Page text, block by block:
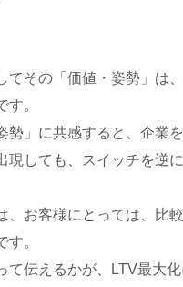
てその「価値・姿勢」は
す。
勢」に共感すると、企業
現しても、スイッチを逆に
、お客様にとっては、比
す。
て伝えるかが、LTV最大